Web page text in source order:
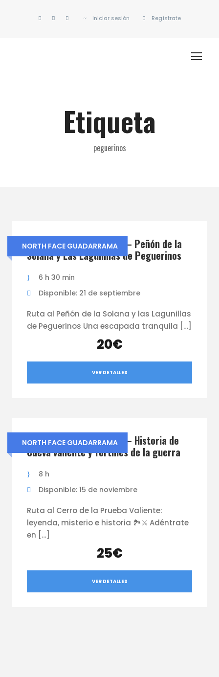
Iniciar sesión Regístrate
Etiqueta
peguerinos
NORTH FACE GUADARRAMA
North Face Guadarrama – Peñón de la
Solana y Las Lagunillas de Peguerinos
6 h 30 min
Disponible: 21 de septiembre
Ruta al Peñón de la Solana y las Lagunillas
de Peguerinos Una escapada tranquila […]
20€
VER DETALLES
NORTH FACE GUADARRAMA
North Face Guadarrama – Historia de
Cueva valiente y fortines de la guerra
8 h
Disponible: 15 de noviembre
Ruta al Cerro de la Prueba Valiente:
leyenda, misterio e historia 🏞️⚔️ Adéntrate
en […]
25€
VER DETALLES